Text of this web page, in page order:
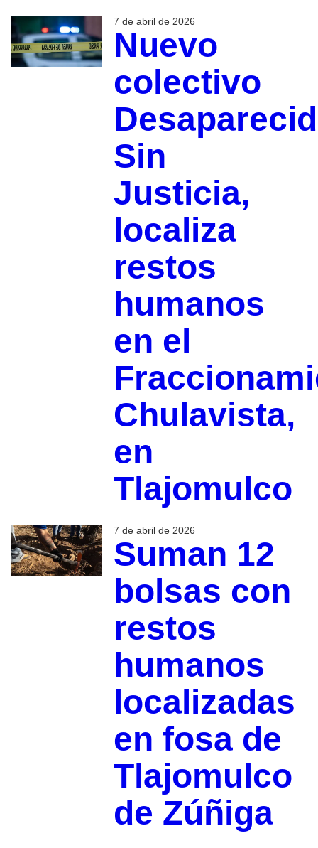
7 de abril de 2026
Nuevo
colectivo
Sin
Justicia,
localiza
restos
humanos
en el
Chulavista,
en
Tlajomulco
7 de abril de 2026
Suman 12
bolsas con
restos
humanos
localizadas
en fosa de
Tlajomulco
de Zúñiga